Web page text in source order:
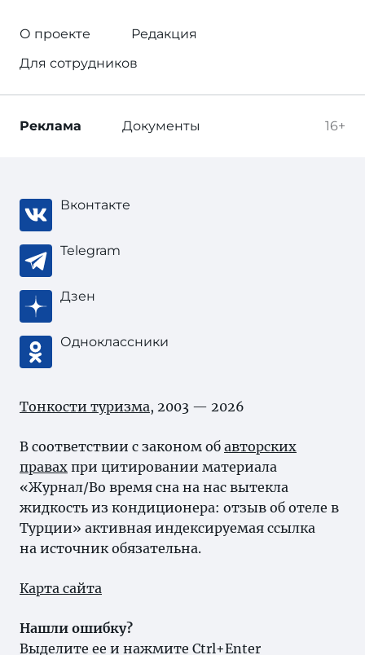
О проекте
Редакция
Для сотрудников
16+
Реклама Документы
Вконтакте
Telegram
Дзен
Одноклассники
Тонкости туризма, 2003 — 2026
В соответствии с законом об авторских
правах при цитировании материала
«Журнал/Во время сна на нас вытекла
жидкость из кондиционера: отзыв об отеле в
Турции» активная индексируемая ссылка
на источник обязательна.
Карта сайта
Нашли ошибку?
Выделите ее и нажмите Ctrl+Enter